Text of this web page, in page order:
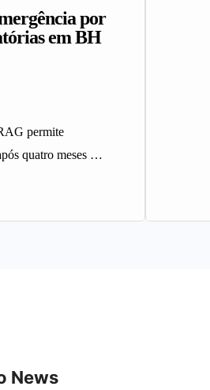
por
em BH
permite
quatro meses A
News